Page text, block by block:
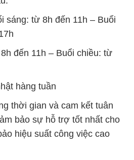
sáng: từ 8h đến 11h – Buổi
đến 11h – Buổi chiều: từ
hàng tuần
thời gian và cam kết tuân
bảo sự hỗ trợ tốt nhất cho
hiệu suất công việc cao